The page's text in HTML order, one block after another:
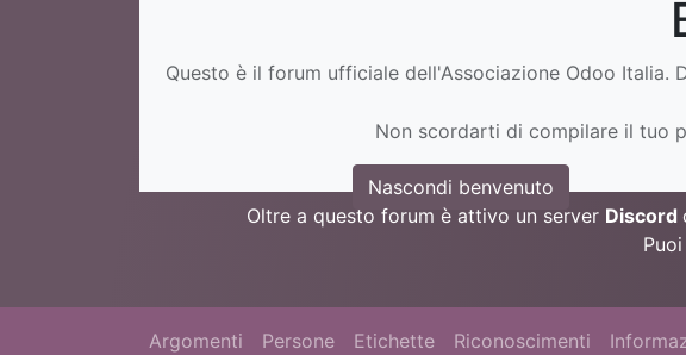
Questo è il forum ufficiale dell'Associazione Odoo Italia.
Non scordarti di compilare il tuo
Nascondi benvenuto
Oltre a questo forum è attivo un server Discord
Argomenti Persone Etichette Riconoscimenti